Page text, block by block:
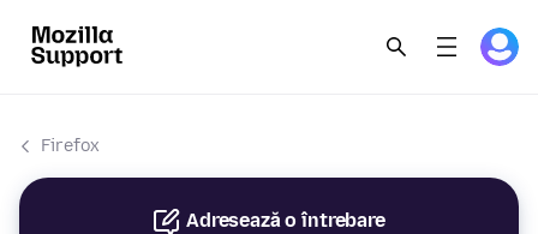
Firefox
Adresează o întrebare